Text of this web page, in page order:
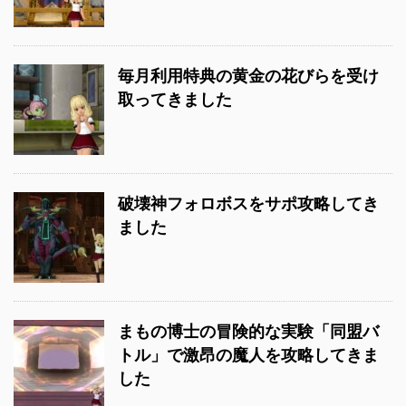
毎月利用特典の黄金の花びらを受け
取ってきました
破壊神フォロボスをサポ攻略してき
ました
まもの博士の冒険的な実験「同盟バ
トル」で激昂の魔人を攻略してきま
した